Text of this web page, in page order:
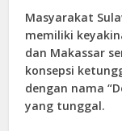
Masyarakat
memiliki
dan Makassar
konsepsi
dengan nama
yang tunggal.